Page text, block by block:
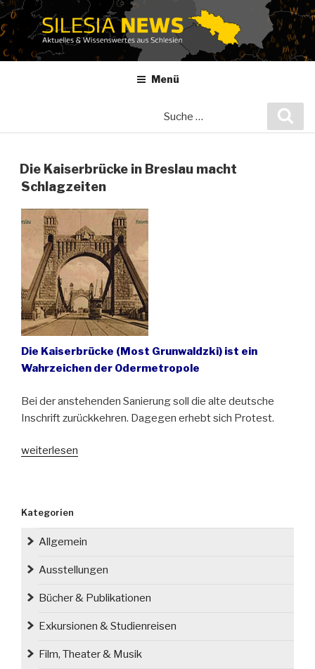
Zum
Inhalt
springen
Menü
Die Kaiserbrücke in Breslau macht
Schlagzeiten
Die Kaiserbrücke (Most Grunwaldzki) ist ein
Wahrzeichen der Odermetropole
Bei der anstehenden Sanierung soll die alte deutsche
Inschrift zurückkehren. Dagegen erhebt sich Protest.
„Die
macht
Schlagzeiten“
weiterlesen
Kategorien
Allgemein
Ausstellungen
Bücher & Publikationen
Exkursionen & Studienreisen
Film, Theater & Musik